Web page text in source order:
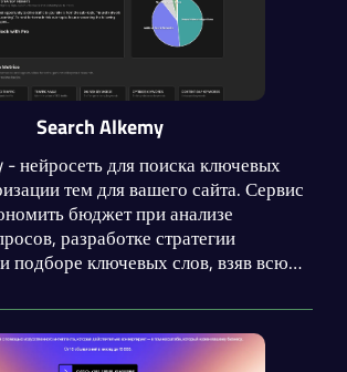
Search Alkemy
нейросеть для поиска ключевых
тем для вашего сайта. Сервис
бюджет при анализе
разработке стратегии
подборе ключевых слов, взяв всю
ваших сайтов на
выдачи.